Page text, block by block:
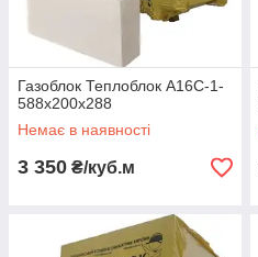
Газоблок Теплоблок А16С-1-
588х200х288
Немає в наявності
3 350 ₴/куб.м